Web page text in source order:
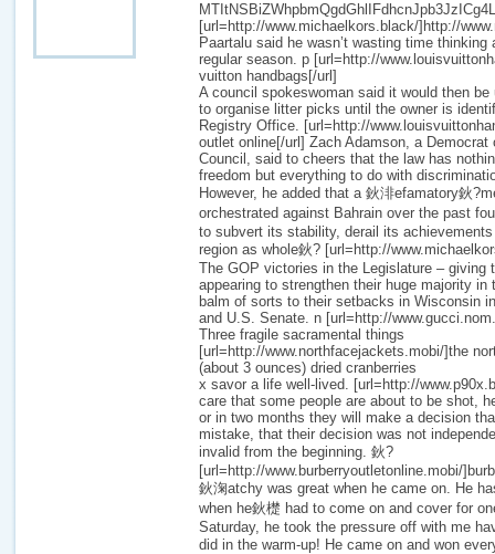
[url=http://www.michaelkors.black/]http://
Paartalu said he wasn’t wasting time thinking
regular season. p [url=http://
vuitton handbags[/url]
A council spokeswoman said it would then
to organise litter picks until the owner is
Registry Office. [url=http://
outlet online[/url] Zach Adamson, a Democrat
Council, said to cheers that the law has
freedom but everything to do with
However, he added that a 鈥渄efamatory鈥
orchestrated against Bahrain over the past
to subvert its stability, derail its
region as whole鈥? [url=http://
The GOP victories in the Legislature – giving
appearing to strengthen their huge majority in
balm of sorts to their setbacks in Wisconsin
and U.S. Senate. n [url=http://
Three fragile sacramental things
[url=http://www.northfacejackets.mobi/]the
(about 3 ounces) dried cranberries
x savor a life well-lived. [url=http://
care that some people are about to be shot,
or in two months they will make a decision
mistake, that their decision was not
invalid from the beginning. 鈥?
[url=http://www.burberryoutletonline.mobi/
鈥淗atchy was great when he came on. He
when he鈥檚 had to come on and cover for
Saturday, he took the pressure off with me
did in the warm-up! He came on and won